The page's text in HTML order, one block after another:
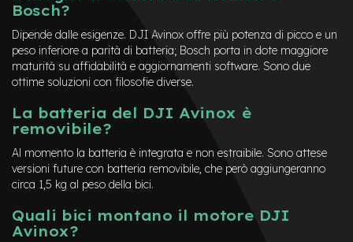
e
g
h
e
v
o
o
t
o
e
c
Bosch?
Dipende dalle esigenze. DJI Avinox offre più potenza di picco e un
peso inferiore a parità di batteria; Bosch porta in dote maggiore
maturità su affidabilità e aggiornamenti software. Sono due
ottime soluzioni con filosofie diverse.
La batteria del DJI Avinox è
removibile?
Al momento la batteria è integrata e non estraibile. Sono attese
versioni future con batteria removibile, che però aggiungeranno
circa 1,5 kg al peso della bici.
Quali bici montano il motore DJI
Avinox?